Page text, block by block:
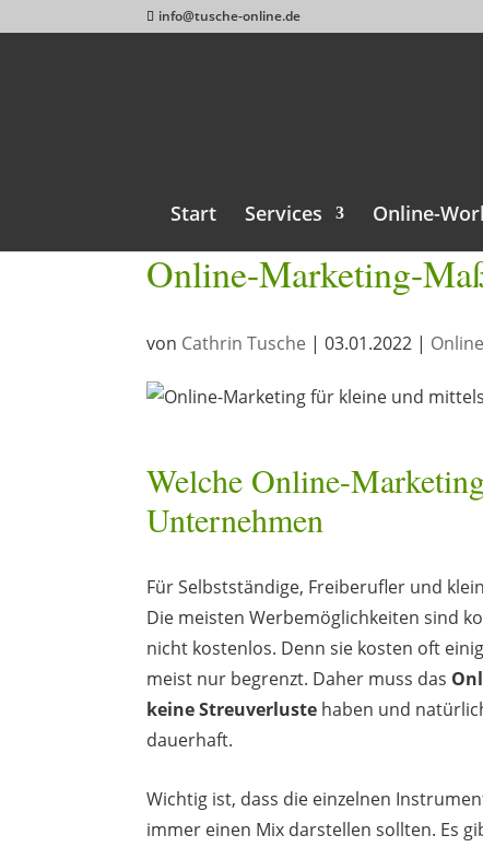
info@tusche-online.de
Start Services Online-
Online-Marketing-
von Cathrin Tusche |03.01.2022 |
Welche Online-
Unternehmen
Für Selbstständige, Freiberufler und
Die meisten Werbemöglichkeiten sind
nicht kostenlos. Denn sie kosten oft
meist nur begrenzt. Daher muss das
keine Streuverluste haben und
dauerhaft.
Wichtig ist, dass die einzelnen
immer einen Mix darstellen sollten. Es